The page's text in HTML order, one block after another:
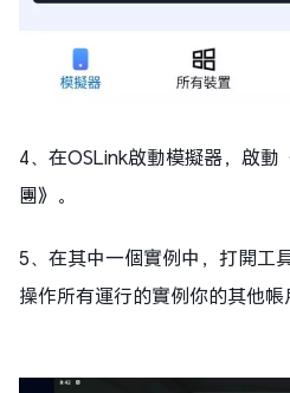
4、在OSLink啟動模擬器，啟動
團》。
5、在其中一個實例中，打開工
操作所有運行的實例你的其他帳